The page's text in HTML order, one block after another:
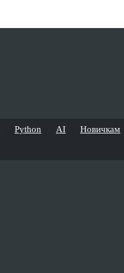
Python AI Новичкам